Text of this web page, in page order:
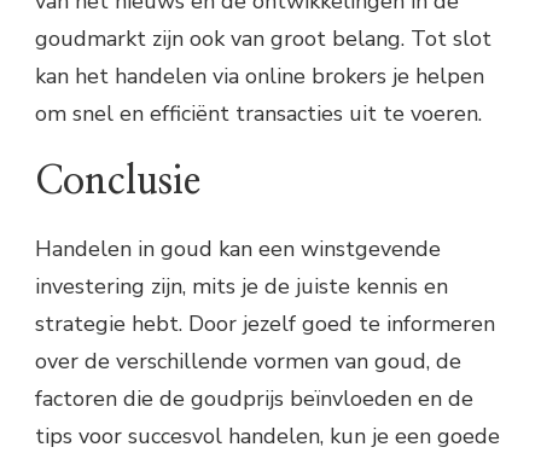
goudmarkt zijn ook van groot belang. Tot slot
kan het handelen via online brokers je helpen
om snel en efficiënt transacties uit te voeren.
Conclusie
Handelen in goud kan een winstgevende
investering zijn, mits je de juiste kennis en
strategie hebt. Door jezelf goed te informeren
over de verschillende vormen van goud, de
factoren die de goudprijs beïnvloeden en de
tips voor succesvol handelen, kun je een goede